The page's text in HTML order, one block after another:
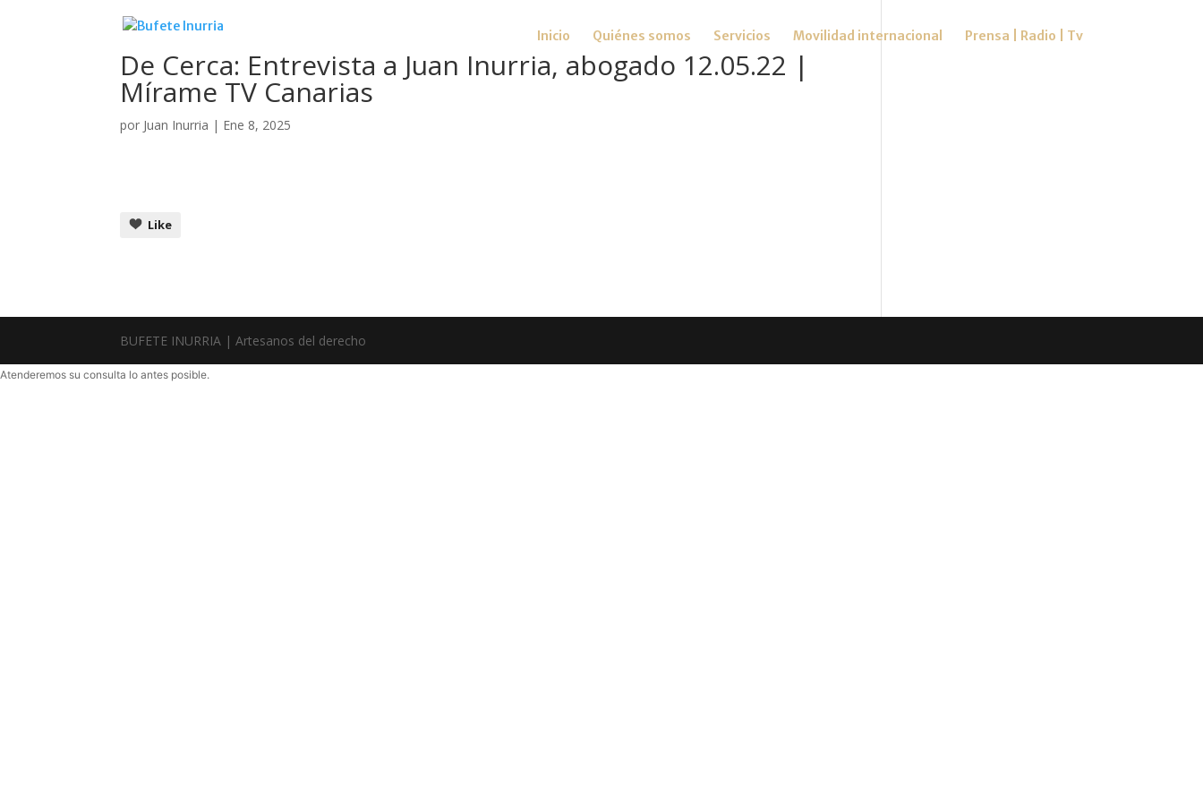
Inicio Quiénes somos Servicios Movilidad internacional Prensa | Radio | Tv
De Cerca: Entrevista a Juan Inurria, abogado 12.05.22 |
Mírame TV Canarias
por Juan Inurria | Ene 8, 2025
Like
BUFETE INURRIA | Artesanos del derecho
Atenderemos su consulta lo antes posible.